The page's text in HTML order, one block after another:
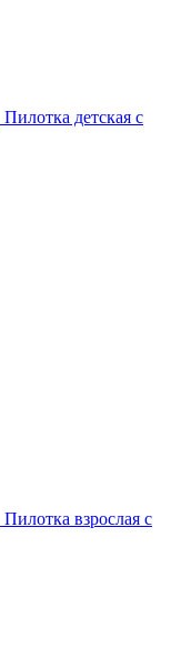
Пилотка детская с
Пилотка взрослая с